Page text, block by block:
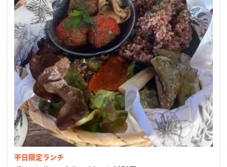
平日限定ランチ